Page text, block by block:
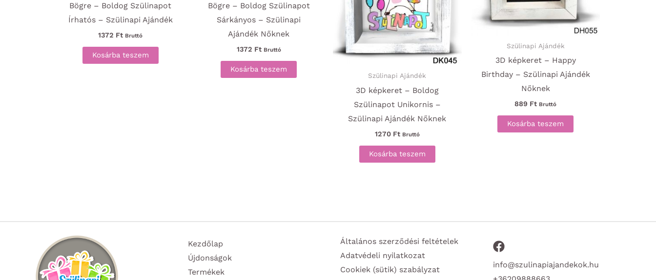
Bögre – Boldog Szülinapot
Írhatós – Szülinapi Ajándék
1372 Ft Bruttó
Kosárba teszem
Bögre – Boldog Szülinapot
Sárkányos – Szülinapi
Ajándék Nőknek
1372 Ft Bruttó
Kosárba teszem
Szülinapi Ajándék
3D képkeret – Boldog
Szülinapot Unikornis –
Szülinapi Ajándék Nőknek
1270 Ft Bruttó
Kosárba teszem
Szülinapi Ajándék
3D képkeret – Happy
Birthday – Szülinapi Ajándék
Nőknek
889 Ft Bruttó
Kosárba teszem
Kezdőlap
Újdonságok
Termékek
Általános szerződési feltételek
Adatvédeli nyilatkozat
Cookiek (sütik) szabályzat
info@szulinapiajandekok.hu